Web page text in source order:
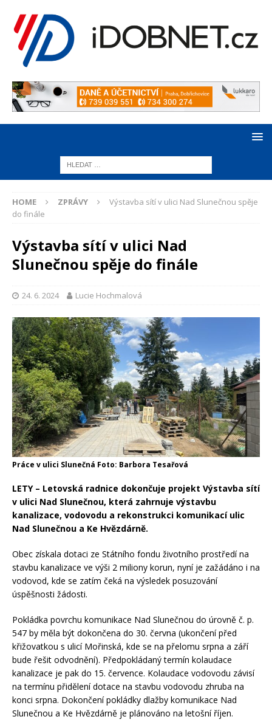
HOME ZPRÁVY
Výstavba sítí v ulici Nad Slunečnou spěje
do finále
Výstavba sítí v ulici Nad
Slunečnou spěje do finále
24. 6. 2024 Lucie Hochmalová
Práce v ulici Slunečná Foto: Barbora Tesařová
LETY – Letovská radnice dokončuje projekt Výstavba sítí
v ulici Nad Slunečnou, která zahrnuje výstavbu
kanalizace, vodovodu a rekonstrukci komunikací ulic
Nad Slunečnou a Ke Hvězdárně.
Obec získala dotaci ze Státního fondu životního prostředí na
stavbu kanalizace ve výši 2 miliony korun, nyní je zažádáno i na
vodovod, kde se zatím čeká na výsledek posuzování
úspěšnosti žádosti.
Pokládka povrchu komunikace Nad Slunečnou do úrovně č. p.
547 by měla být dokončena do 30. června (ukončení před
křižovatkou s ulicí Mořinská, kde se na přelomu srpna a září
bude řešit odvodnění). Předpokládaný termín kolaudace
kanalizace je pak do 15. července. Kolaudace vodovodu závisí
na termínu přidělení dotace na stavbu vodovodu zhruba na
konci srpna. Dokončení pokládky dlažby komunikace Nad
Slunečnou a Ke Hvězdárně je plánováno na letošní říjen.